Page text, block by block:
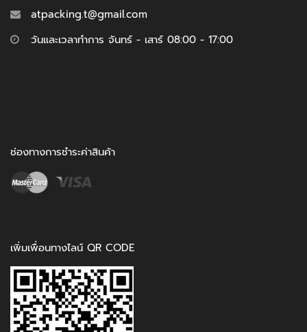
atpacking.t@gmail.com
วันและเวลาทำการ จันทร์ - เสาร์ 08:00 - 17:00
ช่องทางการชำระค่าสินค้า
เพิ่มเพื่อนทางไลน์ QR CODE